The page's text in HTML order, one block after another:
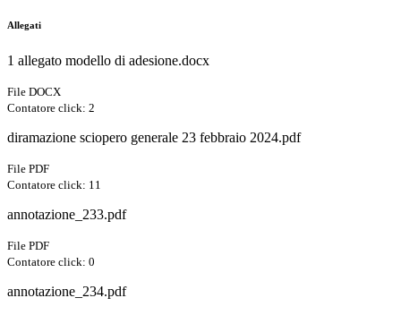
Allegati
1 allegato modello di adesione.docx
File DOCX
Contatore click: 2
diramazione sciopero generale 23 febbraio 2024.pdf
File PDF
Contatore click: 11
annotazione_233.pdf
File PDF
Contatore click: 0
annotazione_234.pdf